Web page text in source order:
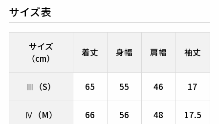
サイズ表
サイズ
（cm）
着丈 身幅 肩幅 袖丈
Ⅲ（S） 65 55 46 17
Ⅳ（M） 66 56 48 17.5